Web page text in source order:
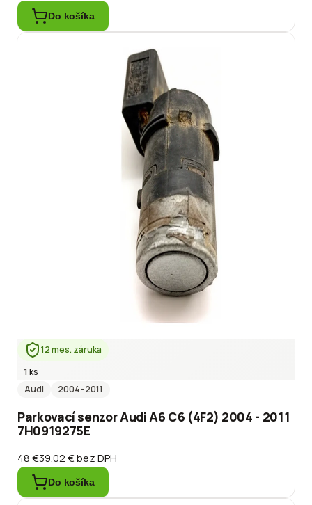
Do košíka
12 mes. záruka
1 ks
Audi
2004–2011
Parkovací senzor Audi A6 C6 (4F2) 2004 - 2011
7H0919275E
48 €39.02 €bez DPH
Do košíka